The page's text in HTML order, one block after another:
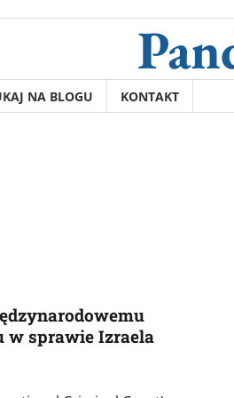
NA BLOGU KONTAKT
w sprawie Izraela